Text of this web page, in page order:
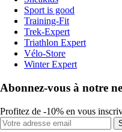
Sport is good
Training-Fit
Trek-Expert
Triathlon Expert
Vélo-Store
Winter Expert
Abonnez-vous à notre
Profitez de -10% en vous